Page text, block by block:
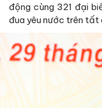
động cùng 321 đại
đua yêu nước trên tất